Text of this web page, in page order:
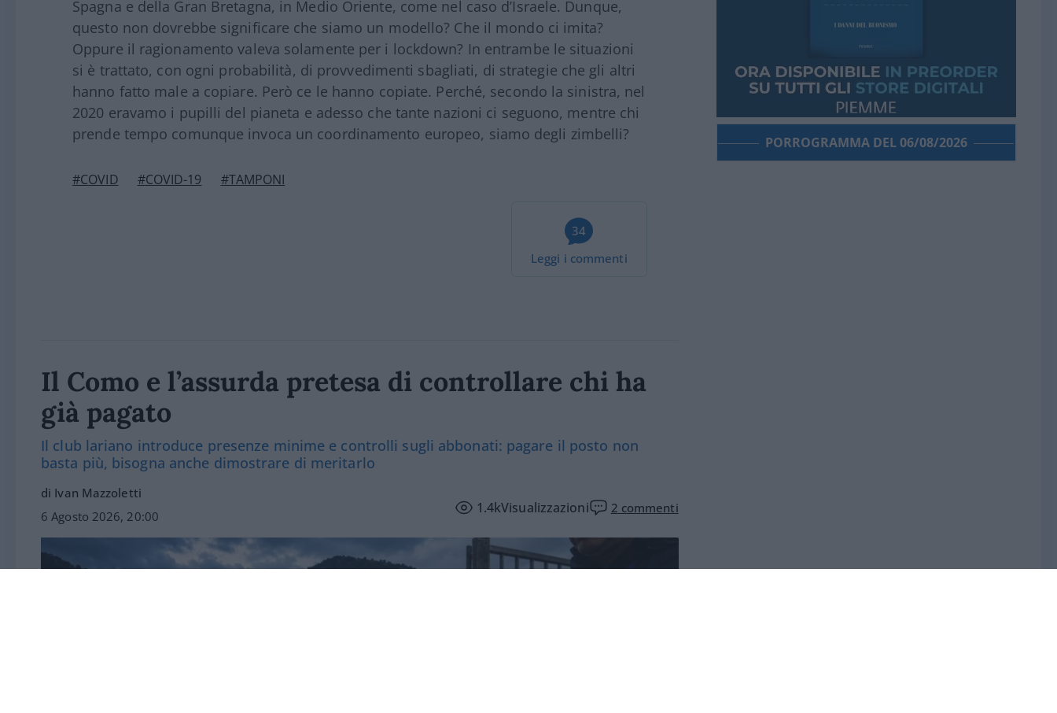
Spagna e della Gran Bretagna, in Medio Oriente, come nel caso d’Israele. Dunque,
questo non dovrebbe significare che siamo un modello? Che il mondo ci imita?
Oppure il ragionamento valeva solamente per i lockdown? In entrambe le situazioni
si è trattato, con ogni probabilità, di provvedimenti sbagliati, di strategie che gli altri
hanno fatto male a copiare. Però ce le hanno copiate. Perché, secondo la sinistra, nel
2020 eravamo i pupilli del pianeta e adesso che tante nazioni ci seguono, mentre chi
prende tempo comunque invoca un coordinamento europeo, siamo degli zimbelli?
#COVID #COVID-19 #TAMPONI
34
Leggi i commenti
Il Como e l’assurda pretesa di controllare chi ha
già pagato
Il club lariano introduce presenze minime e controlli sugli abbonati: pagare il posto non
basta più, bisogna anche dimostrare di meritarlo
di Ivan Mazzoletti
6 Agosto 2026, 20:00
1.4kVisualizzazioni 2 commenti
PORROGRAMMA DEL 06/08/2026